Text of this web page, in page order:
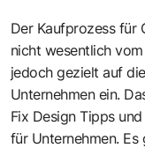
Der Kaufprozess für
nicht wesentlich
jedoch gezielt auf
Unternehmen ein.
Fix Design Tipps
für Unternehmen. Es